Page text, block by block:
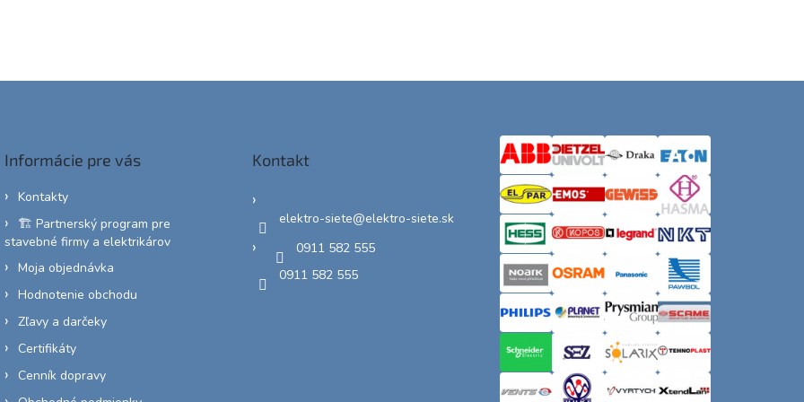
Informácie pre vás
Kontakty
🏗️ Partnerský program pre
stavebné firmy a elektrikárov
Moja objednávka
Hodnotenie obchodu
Zľavy a darčeky
Certifikáty
Cenník dopravy
Kontakt
elektro-siete@elektro-siete.sk
0911 582 555
0911 582 555